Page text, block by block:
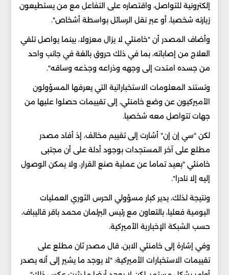
إلكترونية للتواصل، واقتصاره على التفاعل مع من يستطيعون
زيارته شخصيا، أو عبر نقل الرسائل بواسطة أشخاص".
وأضاف المصدر أن "خامنئي لا يزال معزولا، بينما يواصل تلقي
العلاج من إصاباته، بما في ذلك حروق بالغة في جانب واحد
من جسده امتدت إلى وجهه وذراعه وجذعه وساقه".
وتستند المعلومات الاستخباراتية التي يعرفها المسؤولون
الأميركيون عن وضع خامنئي، إلى تقييمات حصلوا عليها من
جهات تتواصل معه شخصيا.
لكن "سي إن إن" أشارت إلى تقييم مخالف، إذ أفاد مصدر
مطلع على آخر المستجدات بوجود أدلة على أن مجتبى
خامنئي "بعيد تماما عن عملية صنع القرار، ولا يمكن الوصول
إليه إلا نادرا".
ونتيجة لذلك، يدير كبار مسؤولي الحرس الثوري العمليات
اليومية فعليا، بالتعاون مع رئيس البرلمان محمد باقر قاليباف،
حسب الشبكة الإخبارية الأميركية.
وفي إشارة إلى خامنئي الابن، قال مصدر ثان مطلع على
تقييمات الاستخبارات الأميركية: "لا يوجد ما يشير إلى أنه يصدر